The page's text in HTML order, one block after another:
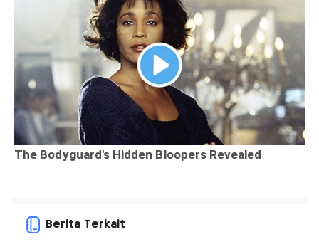
Berita Terkait